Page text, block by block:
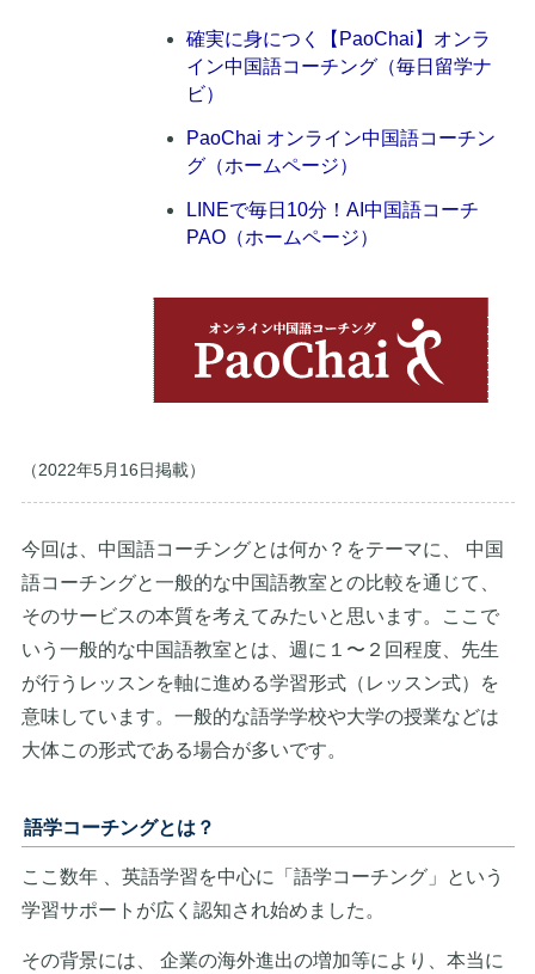
確実に身につく【PaoChai】オンラ
イン中国語コーチング（毎日留学ナ
ビ）
PaoChai オンライン中国語コーチン
グ（ホームページ）
LINEで毎日10分！AI中国語コーチ
PAO（ホームページ）
（2022年5月16日掲載）
今回は、中国語コーチングとは何か？をテーマに、 中国
語コーチングと一般的な中国語教室との比較を通じて、
そのサービスの本質を考えてみたいと思います。ここで
いう一般的な中国語教室とは、週に１〜２回程度、先生
が行うレッスンを軸に進める学習形式（レッスン式）を
意味しています。一般的な語学学校や大学の授業などは
大体この形式である場合が多いです。
語学コーチングとは？
ここ数年 、英語学習を中心に「語学コーチング」という
学習サポートが広く認知され始めました。
その背景には、 企業の海外進出の増加等により、本当に